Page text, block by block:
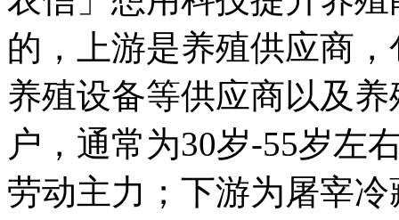
的，上游是养殖供应商
养殖设备等供应商以及
户，通常为30岁-55岁左
劳动主力；下游为屠宰